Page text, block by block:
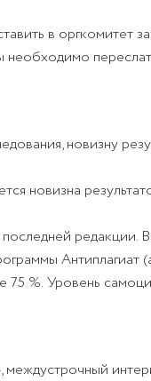
в оргкомитет
новизну
новизна
редакции.
Антиплагиат
75 %. Уровень